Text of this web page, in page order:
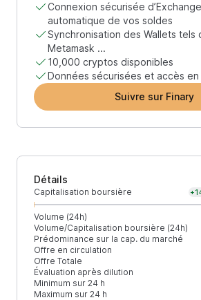
Connexion sécurisée
automatique de vos soldes
Synchronisation des Wallets tels
Metamask ...
10,000 cryptos disponibles
Données sécurisées et accès
Suivre sur Finary
Détails
Capitalisation boursière
Volume (24h)
Volume/Capitalisation boursière (24h)
Prédominance sur la cap. du marché
Offre en circulation
Offre Totale
Évaluation après dilution
Minimum sur 24 h
Maximum sur 24 h